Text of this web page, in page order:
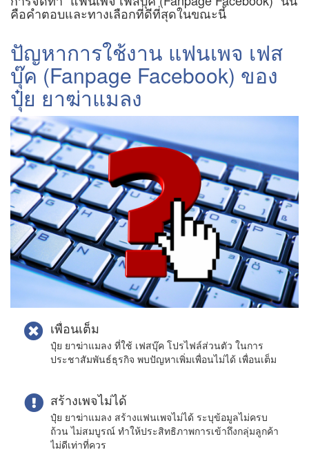
คือคำตอบและทางเลือกที่ดีที่สุดในขณะนี้
ปัญหาการใช้งาน แฟนเพจ เฟส
บุ๊ค (Fanpage Facebook) ของ
ปุ๋ย ยาฆ่าแมลง
เพื่อนเต็ม
ปุ๋ย ยาฆ่าแมลง ที่ใช้ เฟสบุ๊ค โปรไฟล์ส่วนตัว ในการ
ประชาสัมพันธ์ธุรกิจ พบปัญหาเพิ่มเพื่อนไม่ได้ เพื่อนเต็ม
สร้างเพจไม่ได้
ปุ๋ย ยาฆ่าแมลง สร้างแฟนเพจไม่ได้ ระบุข้อมูลไม่ครบ
ถ้วน ไม่สมบูรณ์ ทำให้ประสิทธิภาพการเข้าถึงกลุ่มลูกค้า
ไม่ดีเท่าที่ควร